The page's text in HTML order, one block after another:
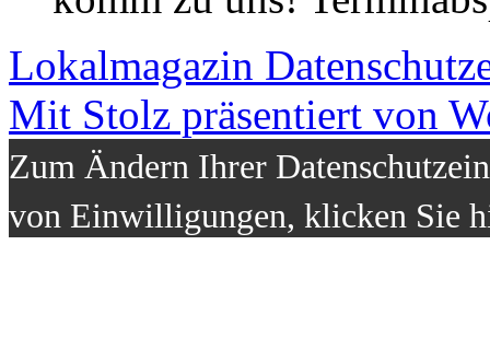
Lokalmagazin
Mit Stolz präsentiert von
Zum Ändern Ihrer
von Einwilligungen, klicken Sie